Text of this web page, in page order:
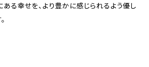
ある幸せを、より豊かに感じられるよう優し